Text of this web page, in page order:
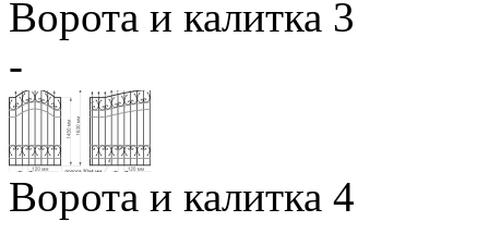
Ворота и калитка 3
-
Ворота и калитка 4